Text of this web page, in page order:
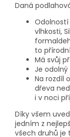
Daná
vlhkosti,
to
Má svůj
Je
Na rozdíl
dřeva
i v noci
Díky všem
jedním z
všech druhů je